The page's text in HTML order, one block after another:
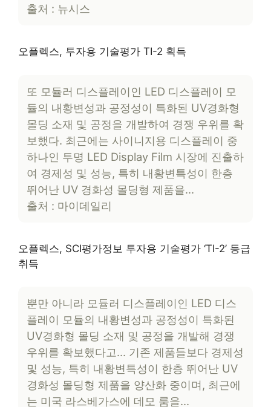
출처 : 뉴시스
오플렉스, 투자용 기술평가 TI-2 획득
또 모듈러 디스플레이인 LED 디스플레이 모
듈의 내황변성과 공정성이 특화된 UV경화형
몰딩 소재 및 공정을 개발하여 경쟁 우위를 확
보했다. 최근에는 사이니지용 디스플레이 중
하나인 투명 LED Display Film 시장에 진출하
여 경제성 및 성능, 특히 내황변특성이 한층
뛰어난 UV 경화성 몰딩형 제품을…
출처 : 마이데일리
오플렉스, SCI평가정보 투자용 기술평가 ‘TI-2’ 등급
취득
뿐만 아니라 모듈러 디스플레이인 LED 디스
플레이 모듈의 내황변성과 공정성이 특화된
UV경화형 몰딩 소재 및 공정을 개발해 경쟁
우위를 확보했다고… 기존 제품들보다 경제성
및 성능, 특히 내황변특성이 한층 뛰어난 UV
경화성 몰딩형 제품을 양산화 중이며, 최근에
는 미국 라스베가스에 데모 룸을…